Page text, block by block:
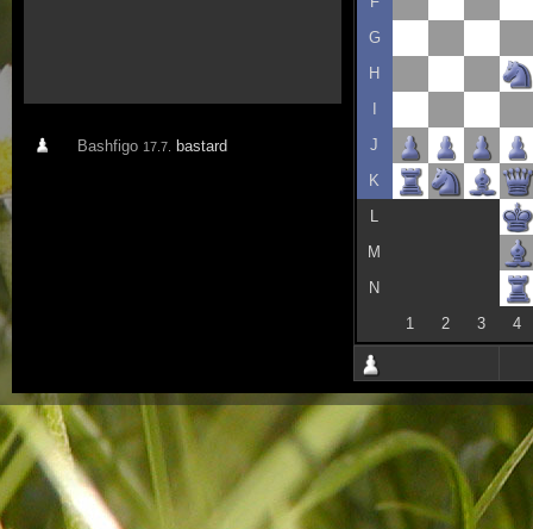
Bashfigo 17.7. bastard
G
H
J
K
M
N
1
2 3 4